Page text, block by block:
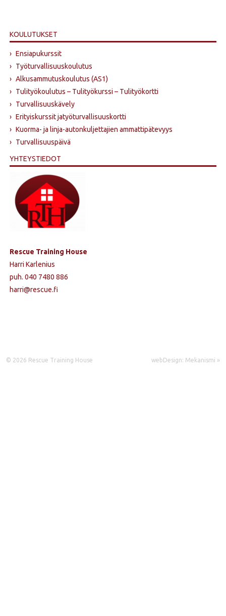
KOULUTUKSET
› Ensiapukurssit
› Työturvallisuuskoulutus
› Alkusammutus­koulutus (AS1)
› Tulityökoulutus – Tulityökurssi – Tulityökortti
› Turvallisuuskävely
› Erityiskurssit jatyöturvallisuuskortti
› Kuorma- ja linja-autonkuljettajien ammattipätevyys
› Turvallisuuspäivä
YHTEYSTIEDOT
Rescue Training House
Harri Karlenius
puh. 040 7480 886
harri@rescue.fi
© 2026 Rescue Training House webDesign: Mekanismi »